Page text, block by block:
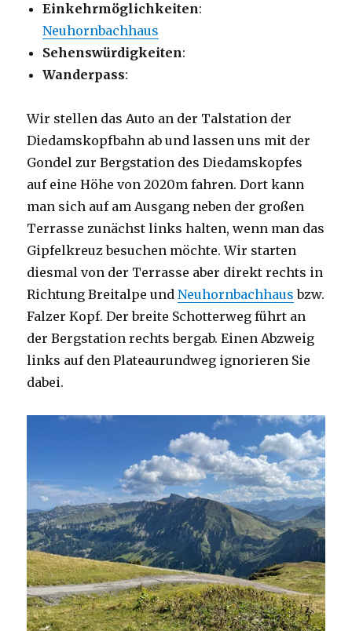
Einkehrmöglichkeiten:
Neuhornbachhaus
Sehenswürdigkeiten:
Wanderpass:
Wir stellen das Auto an der Talstation der
Diedamskopfbahn ab und lassen uns mit der
Gondel zur Bergstation des Diedamskopfes
auf eine Höhe von 2020m fahren. Dort kann
man sich auf am Ausgang neben der großen
Terrasse zunächst links halten, wenn man das
Gipfelkreuz besuchen möchte. Wir starten
diesmal von der Terrasse aber direkt rechts in
Richtung Breitalpe undNeuhornbachhaus bzw.
Falzer Kopf. Der breite Schotterweg führt an
der Bergstation rechts bergab. Einen Abzweig
links auf den Plateaurundweg ignorieren Sie
dabei.